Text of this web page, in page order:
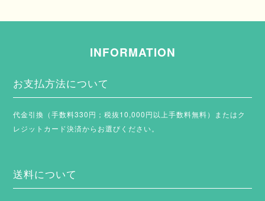
INFORMATION
お支払方法について
代金引換（手数料330円；税抜10,000円以上手数料無料）またはク
レジットカード決済からお選びください。
送料について